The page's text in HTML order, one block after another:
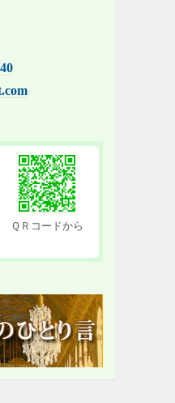
ＱＲコードから